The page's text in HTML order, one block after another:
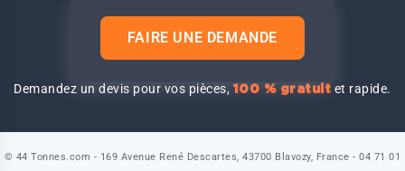
FAIRE UNE DEMANDE
Demandez un devis pour vos pièces,100 % gratuit et rapide.
© 44 Tonnes.com - 169 Avenue René Descartes, 43700 Blavozy, France - 04 71 01